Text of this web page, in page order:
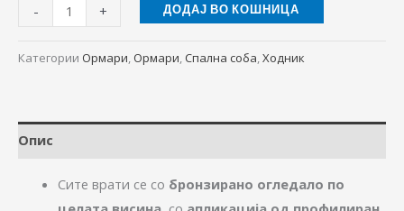
- + ДОДАЈ ВО КОШНИЦА
Категории Ормари, Ормари, Спална соба,Ходник
Опис
Сите врати се со бронзирано огледало по